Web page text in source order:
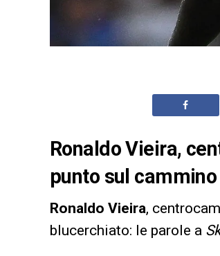
Ronaldo Vieira,
punto sul
Ronaldo Vieira,
blucerchiato: le parole a